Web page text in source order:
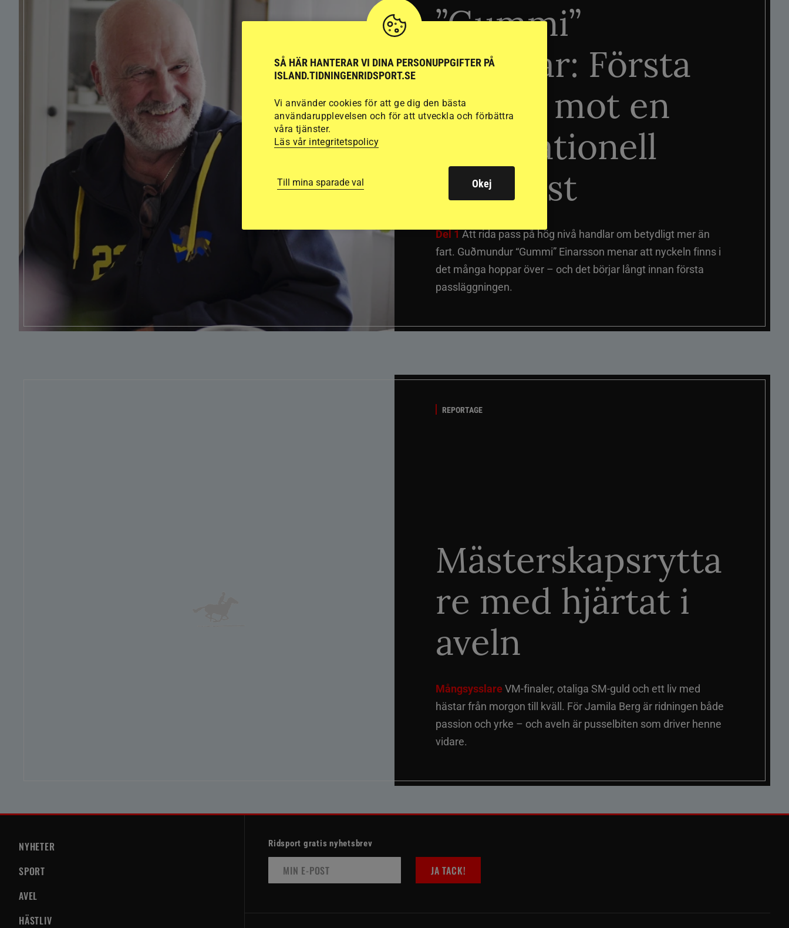
”Gummi”
berättar: Första
stegen mot en
internationell
passhäst
Del 1 Att rida pass på hög nivå handlar om betydligt mer än
fart. Guðmundur “Gummi” Einarsson menar att nyckeln finns i
det många hoppar över – och det börjar långt innan första
passläggningen.
REPORTAGE
Mästerskapsrytta
re med hjärtat i
aveln
MångsysslareVM-finaler, otaliga SM-guld och ett liv med
hästar från morgon till kväll. För Jamila Berg är ridningen både
passion och yrke – och aveln är pusselbiten som driver henne
vidare.
NYHETER
SPORT
AVEL
HÄSTLIV
Ridsport gratis nyhetsbrev
JA TACK!
SÅ HÄR HANTERAR VI DINA PERSONUPPGIFTER PÅ
ISLAND.TIDNINGENRIDSPORT.SE
Vi använder cookies för att ge dig den bästa
användarupplevelsen och för att utveckla och förbättra
våra tjänster.
Läs vår integritetspolicy
Till mina sparade val Okej